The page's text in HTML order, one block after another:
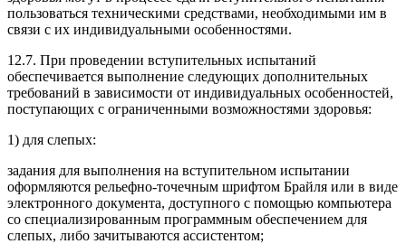
пользоваться техническими средствами, необходимыми им в
связи с их индивидуальными особенностями.
12.7. При проведении вступительных испытаний
обеспечивается выполнение следующих дополнительных
требований в зависимости от индивидуальных особенностей,
поступающих с ограниченными возможностями здоровья:
1) для слепых:
задания для выполнения на вступительном испытании
оформляются рельефно-точечным шрифтом Брайля или в виде
электронного документа, доступного с помощью компьютера
со специализированным программным обеспечением для
слепых, либо зачитываются ассистентом;